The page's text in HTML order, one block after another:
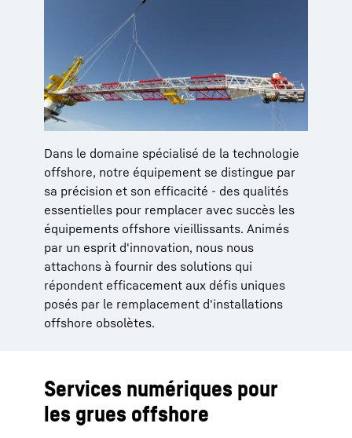
Dans le domaine spécialisé de la technologie
offshore, notre équipement se distingue par
sa précision et son efficacité - des qualités
essentielles pour remplacer avec succès les
équipements offshore vieillissants. Animés
par un esprit d'innovation, nous nous
attachons à fournir des solutions qui
répondent efficacement aux défis uniques
posés par le remplacement d'installations
offshore obsolètes.
Services numériques pour
les grues offshore